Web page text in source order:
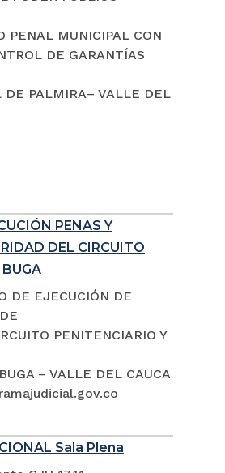
PENAL MUNICIPAL CON
DE GARANTÍAS
DE PALMIRA– VALLE DEL
PENAS Y
DEL CIRCUITO
DE EJECUCIÓN DE
PENITENCIARIO Y
– VALLE DEL CAUCA
Sala Plena